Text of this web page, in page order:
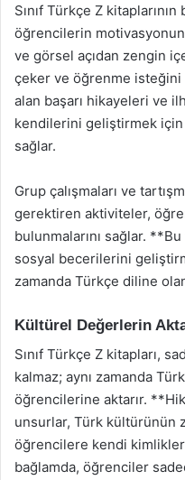
Sınıf Türkçe Z
öğrencilerin
ve görsel açıdan zengin
çeker ve öğrenme isteğini
alan başarı hikayeleri ve
kendilerini geliştirmek
sağlar.
Grup çalışmaları ve
gerektiren aktiviteler,
bulunmalarını sağlar.
sosyal becerilerini
zamanda Türkçe diline olan
Kültürel Değerlerin
Sınıf Türkçe Z kitapları,
kalmaz; aynı zamanda
öğrencilerine aktarır.
unsurlar, Türk kültürünün
öğrencilere kendi
bağlamda, öğrenciler